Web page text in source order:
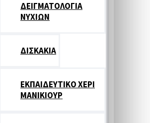
ΔΕΙΓΜΑΤΟΛΟΓΙΑ
ΝΥΧΙΩΝ
ΔΙΣΚΑΚΙΑ
ΕΚΠΑΙΔΕΥΤΙΚΟ ΧΕΡΙ
ΜΑΝΙΚΙΟΥΡ